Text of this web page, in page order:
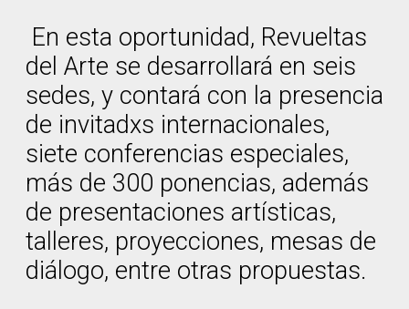
En esta oportunidad, Revueltas
del Arte se desarrollará en seis
sedes, y contará con la presencia
de invitadxs internacionales,
siete conferencias especiales,
más de 300 ponencias, además
de presentaciones artísticas,
talleres, proyecciones, mesas de
diálogo, entre otras propuestas.